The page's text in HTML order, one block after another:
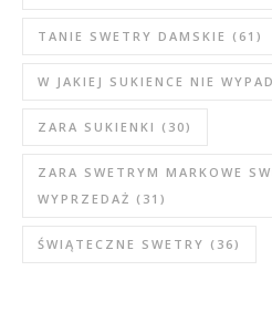
TANIE SWETRY DAMSKIE (61)
W JAKIEJ SUKIENCE NIE
ZARA SUKIENKI (30)
ZARA SWETRYM MARKOWE
WYPRZEDAŻ (31)
ŚWIĄTECZNE SWETRY (36)